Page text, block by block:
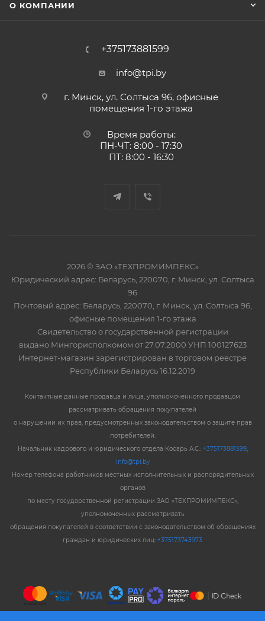
О КОМПАНИИ
+375173881599
info@tpi.by
г. Минск, ул. Солтыса 96, офисные
помещения 1-го этажа
Время работы:
ПН-ЧТ: 8:00 - 17:30
ПТ: 8:00 - 16:30
2026 © ЗАО «ТЕХПРОМИМПЕКС»
Юридический адрес: Беларусь, 220070, г. Минск, ул. Солтыса
96
Почтовый адрес: Беларусь, 220070, г. Минск, ул. Солтыса 96,
офисные помещения 1-го этажа
Свидетельство о государственной регистрации
выдано Мингорисполкомом от 27.07.2000 УНП 100127623
Интернет-магазин зарегистрирован в торговом реестре
Республики Беларусь 16.12.2019
Контактные данные продавца и лица, уполномоченного продавцом
рассматривать обращения покупателей
о нарушении их прав, предусмотренных законодательством о защите прав
потребителей:
Начальник кадрового и юридического отдела Косарь А.С.: +375173881599,
info@tpi.by
Номер телефона работников местных исполнительных и распорядительных
органов
по месту государственной регистрации ЗАО «ТЕХПРОМИМПЕКС»,
уполномоченных рассматривать
обращения покупателей в соответствии с законодательством об обращениях
граждан и юридических лиц: +375173743973